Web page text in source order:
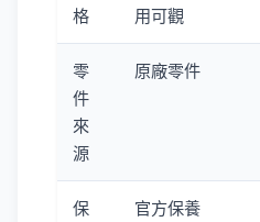
格
用可觀
零
件
來
源
原廠零件
保
官方保養